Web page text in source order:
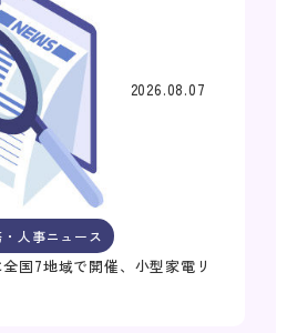
2026.08.07
・人事ニュース
国7地域で開催、小型家電リ